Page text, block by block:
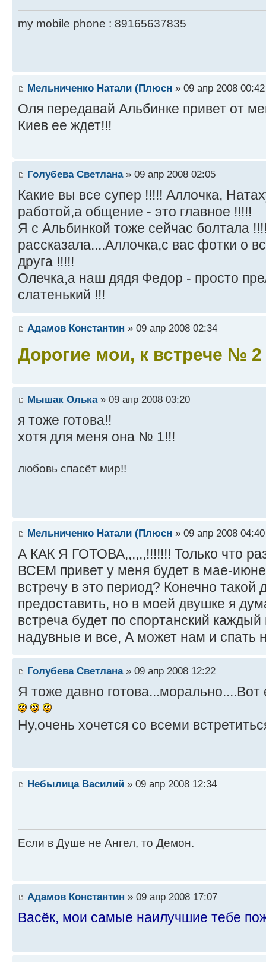
my mobile phone : 89165637835
Мельниченко Натали (Плюсн » 09 апр 2008 00:42
Оля передавай Альбинке привет от
Киев ее ждет!!!
Голубева Светлана» 09 апр 2008 02:05
Какие вы все супер !!!!! Аллочка,
работой,а общение - это главное !!!!!
Я с Альбинкой тоже сейчас болтала
рассказала....Аллочка,с вас фотки о
друга !!!!!
Олечка,а наш дядя Федор - просто
слатенький !!!
Адамов Константин » 09 апр 2008 02:34
Дорогие мои, к встрече №
Мышак Олька» 09 апр 2008 03:20
я тоже готова!!
хотя для меня она № 1!!!
любовь спасёт мир!!
Мельниченко Натали (Плюсн » 09 апр 2008 04:40
А КАК Я ГОТОВА,,,,,,!!!!!!! Только что
ВСЕМ привет у меня будет в мае-
встречу в это период? Конечно такой
предоставить, но в моей двушке я
встреча будет по спортанский
надувные и все, А может нам и спать
Голубева Светлана» 09 апр 2008 12:22
Я тоже давно
Ну,очень хочется со всеми
Небылица Василий » 09 апр 2008 12:34
Если в Душе не Ангел, то Демон.
Адамов Константин » 09 апр 2008 17:07
Васёк, мои самые наилучшие тебе